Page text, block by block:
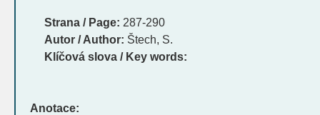
Strana / Page: 287-290
Autor / Author: Štech, S.
Klíčová slova / Key words:
Anotace: